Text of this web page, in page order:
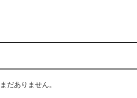
だありません。